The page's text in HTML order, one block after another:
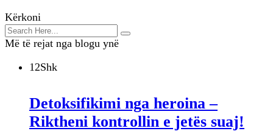
Kërkoni
Më të rejat nga blogu ynë
12Shk
Detoksifikimi nga heroina –
Riktheni kontrollin e jetës suaj!